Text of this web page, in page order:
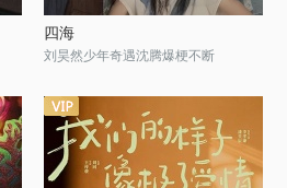
四海
刘昊然少年奇遇沈腾爆梗不断